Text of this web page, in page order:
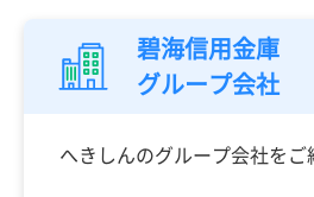
碧海信用金庫
グループ会社
へきしんのグループ会社をご